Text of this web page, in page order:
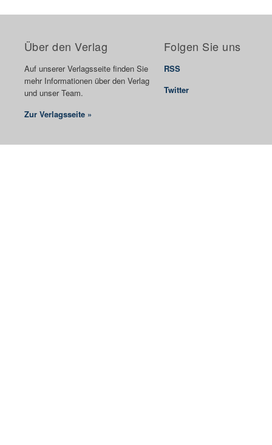
Über den Verlag
Auf unserer Verlagsseite finden Sie
mehr Informationen über den Verlag
und unser Team.
Zur Verlagsseite »
Folgen Sie uns
RSS
Twitter